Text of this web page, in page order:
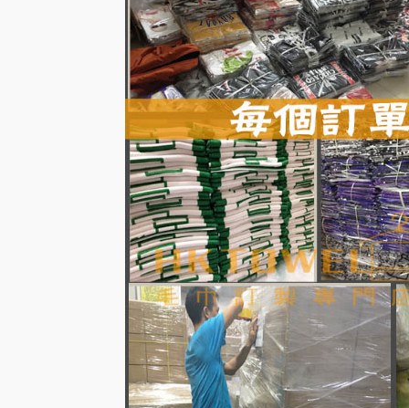
毛巾材料大分類